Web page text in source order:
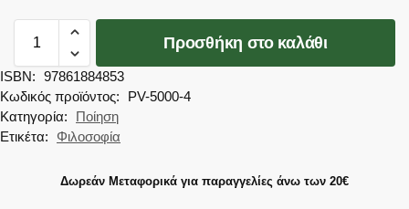
Προσθήκη στο καλάθι
ISBN: 97861884853
Κωδικός προϊόντος:
PV-5000-4
Κατηγορία:
Ποίηση
Ετικέτα:
Φιλοσοφία
Δωρεάν Μεταφορικά για παραγγελίες άνω των 20€